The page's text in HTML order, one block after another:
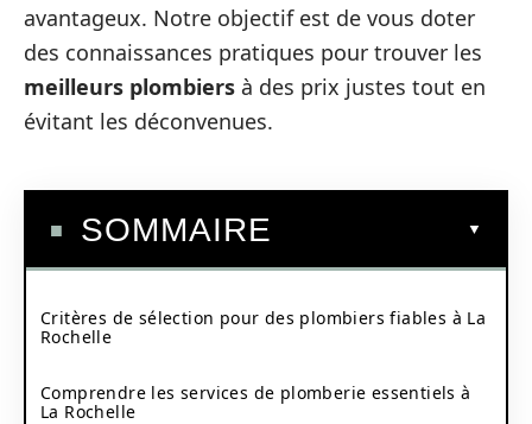
avantageux. Notre objectif est de vous doter
des connaissances pratiques pour trouver les
meilleurs plombiers à des prix justes tout en
évitant les déconvenues.
SOMMAIRE
Critères de sélection pour des plombiers fiables à La
Rochelle
Comprendre les services de plomberie essentiels à
La Rochelle